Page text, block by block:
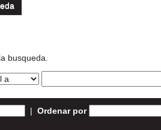
busqueda.
| Ordenar por